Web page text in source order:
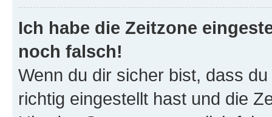
Ich habe die Zeitzone
noch falsch!
Wenn du dir sicher bist, dass
richtig eingestellt hast und die